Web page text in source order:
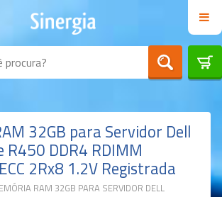
32GB para Servidor Dell
R450 DDR4 RDIMM
2Rx8 1.2V Registrada
RAM 32GB PARA SERVIDOR DELL